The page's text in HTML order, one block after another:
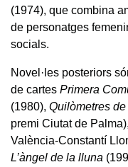
(1974), que combina
de personatges
socials.
Novel·les posteriors
de cartes Primera
(1980), Quilòmetres
premi Ciutat de Palma),
València-Constantí
L’àngel de la lluna